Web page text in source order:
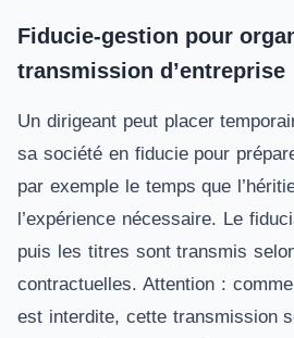
Fiducie-gestion pour
transmission d’entreprise
Un dirigeant peut placer
sa société en fiducie pour
par exemple le temps que
l’expérience nécessaire. Le
puis les titres sont transmis
contractuelles. Attention :
est interdite, cette transmission